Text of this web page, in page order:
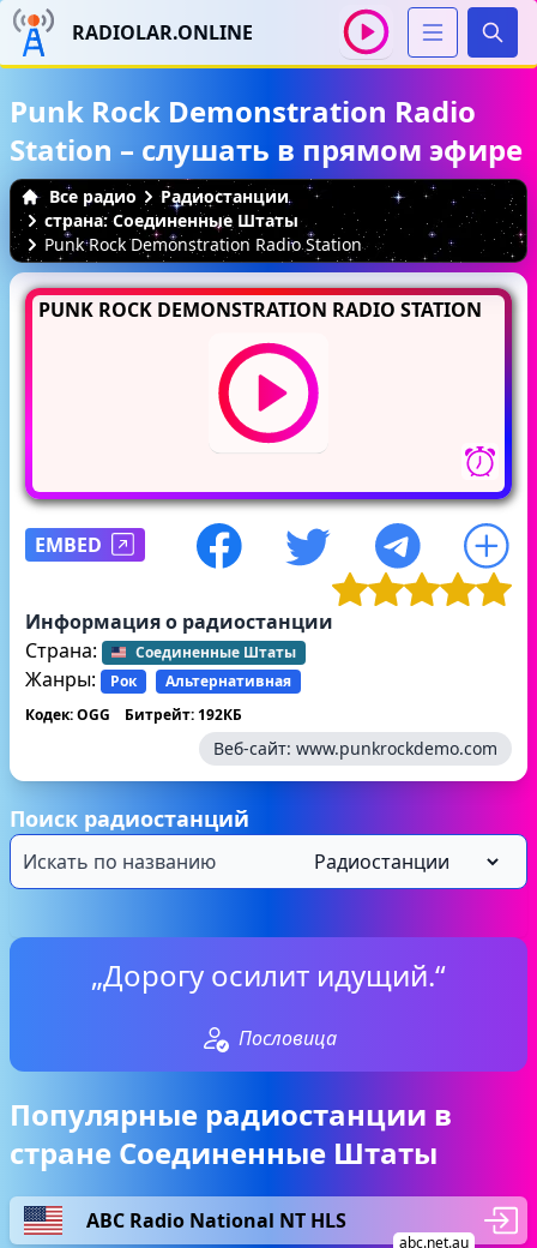
RADIOLAR.ONLINE
Punk Rock Demonstration Radio
Station – слушать в прямом эфире
Все радио
Радиостанции
страна: Соединенные Штаты
Punk Rock Demonstration Radio Station
PUNK ROCK DEMONSTRATION RADIO STATION
EMBED
Информация о радиостанции
Страна:
Соединенные Штаты
Жанры: Рок
Альтернативная
Кодек: OGG
Битрейт: 192КБ
Веб-сайт: www.punkrockdemo.com
Поиск радиостанций
„Дорогу осилит идущий.“
Пословица
Популярные радиостанции в
стране Соединенные Штаты
ABC Radio National NT HLS
abc.net.au